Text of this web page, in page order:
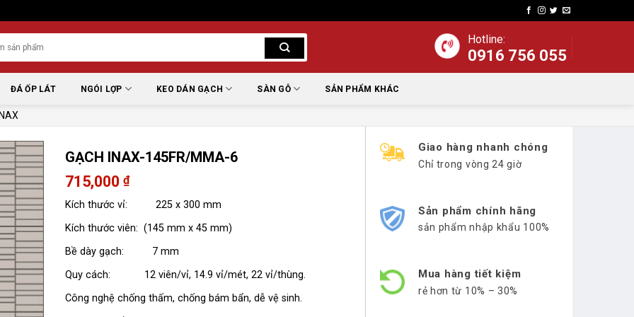
Hotline:
0916 756 055
ĐÁ ỐP LÁT NGÓI LỢP KEO DÁN GẠCH SÀN GỖ SẢN PHẨM KHÁC
GẠCH INAX-145FR/MMA-6
715,000₫
Kích thước vỉ: 225 x 300 mm
Kích thước viên: (145 mm x 45 mm)
Bề dày gạch: 7 mm
Quy cách: 12 viên/vỉ, 14.9 vỉ/mét, 22 vỉ/thùng.
Công nghệ chống thấm, chống bám bẩn, dễ vệ sinh.
Giao hàng nhanh chóng
Chỉ trong vòng 24 giờ
Sản phẩm chính hãng
sản phẩm nhập khẩu 100%
Mua hàng tiết kiệm
rẻ hơn từ 10% – 30%